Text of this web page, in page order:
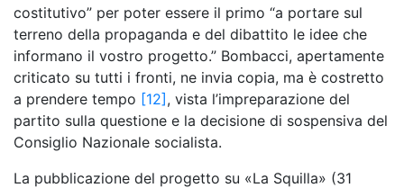
costitutivo” per poter essere il primo “a portare sul
terreno della propaganda e del dibattito le idee che
informano il vostro progetto.” Bombacci, apertamente
criticato su tutti i fronti, ne invia copia, ma è costretto
a prendere tempo [12], vista l’impreparazione del
partito sulla questione e la decisione di sospensiva del
Consiglio Nazionale socialista.
La pubblicazione del progetto su «La Squilla» (31